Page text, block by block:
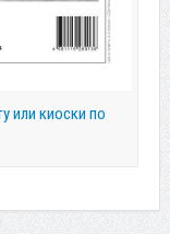
или киоски по